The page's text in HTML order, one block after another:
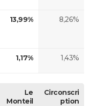
13,99% 8,26%
1,17% 1,43%
Le
Monteil
Circonscri
ption